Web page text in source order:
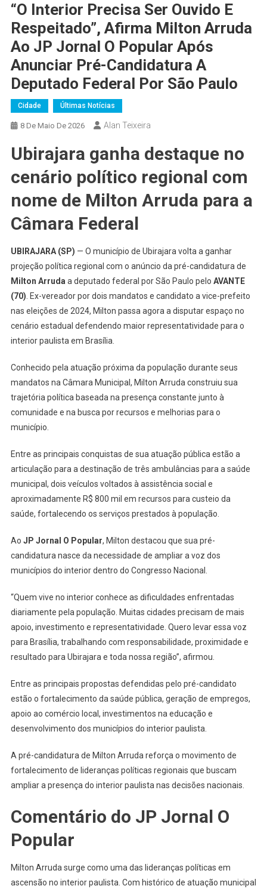
“O Interior Precisa Ser Ouvido E
Respeitado”, Afirma Milton Arruda
Ao JP Jornal O Popular Após
Anunciar Pré-Candidatura A
Deputado Federal Por São Paulo
Cidade Últimas Notícias
8 De Maio De 2026 Alan Teixeira
Ubirajara ganha destaque no
cenário político regional com
nome de Milton Arruda para a
Câmara Federal
UBIRAJARA (SP) — O município de Ubirajara volta a ganhar
projeção política regional com o anúncio da pré-candidatura de
Milton Arrudaa deputado federal por São Paulo pelo AVANTE
(70). Ex-vereador por dois mandatos e candidato a vice-prefeito
nas eleições de 2024, Milton passa agora a disputar espaço no
cenário estadual defendendo maior representatividade para o
interior paulista em Brasília.
Conhecido pela atuação próxima da população durante seus
mandatos na Câmara Municipal, Milton Arruda construiu sua
trajetória política baseada na presença constante junto à
comunidade e na busca por recursos e melhorias para o
município.
Entre as principais conquistas de sua atuação pública estão a
articulação para a destinação de três ambulâncias para a saúde
municipal, dois veículos voltados à assistência social e
aproximadamente R$ 800 mil em recursos para custeio da
saúde, fortalecendo os serviços prestados à população.
Ao JP Jornal O Popular, Milton destacou que sua pré-
candidatura nasce da necessidade de ampliar a voz dos
municípios do interior dentro do Congresso Nacional.
“Quem vive no interior conhece as dificuldades enfrentadas
diariamente pela população. Muitas cidades precisam de mais
apoio, investimento e representatividade. Quero levar essa voz
para Brasília, trabalhando com responsabilidade, proximidade e
resultado para Ubirajara e toda nossa região”, afirmou.
Entre as principais propostas defendidas pelo pré-candidato
estão o fortalecimento da saúde pública, geração de empregos,
apoio ao comércio local, investimentos na educação e
desenvolvimento dos municípios do interior paulista.
A pré-candidatura de Milton Arruda reforça o movimento de
fortalecimento de lideranças políticas regionais que buscam
ampliar a presença do interior paulista nas decisões nacionais.
Comentário do JP Jornal O
Popular
Milton Arruda surge como uma das lideranças políticas em
ascensão no interior paulista. Com histórico de atuação municipal